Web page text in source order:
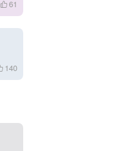
61
140